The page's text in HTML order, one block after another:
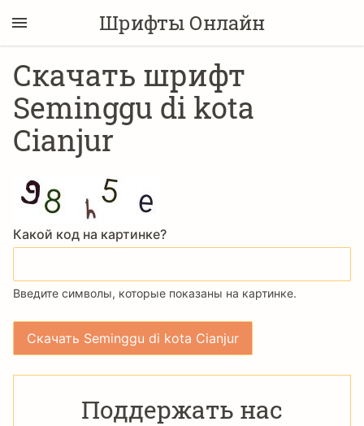
Шрифты Онлайн
Скачать шрифт
Seminggu di kota
Cianjur
Какой код на картинке?
Введите символы, которые показаны на картинке.
Поддержать нас